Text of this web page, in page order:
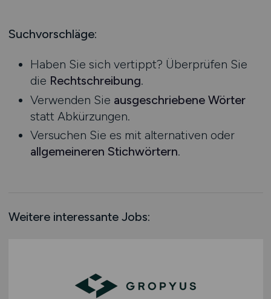
Schienen- / Straßen- / Luft- / Seefracht
Supply Chain Management
Vertrieb / Verkauf / Handel
Zoll / Behörden
Sonstige
Mecklenburg-Vorpommern
Nordrhein-Westfalen
Rheinland-Pfalz
Saarland
Sachsen
Sachsen-Anhalt
Schleswig-Holstein
Schweiz
Suchvorschläge:
Haben Sie sich vertippt? Überprüfen Sie
die Rechtschreibung.
Verwenden Sie ausgeschriebene Wörter
statt Abkürzungen.
Versuchen Sie es mit alternativen oder
allgemeineren Stichwörtern.
Weitere interessante Jobs: